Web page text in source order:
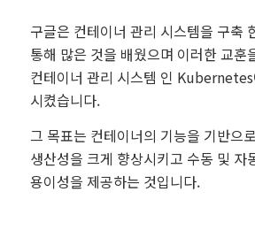
구글은 컨테이너 관리 시스템을 구축
통해 많은 것을 배웠으며 이러한 교
컨테이너 관리 시스템 인
시켰습니다.
그 목표는 컨테이너의 기능을 기반으
생산성을 크게 향상시키고 수동 및 자
용이성을 제공하는 것입니다.